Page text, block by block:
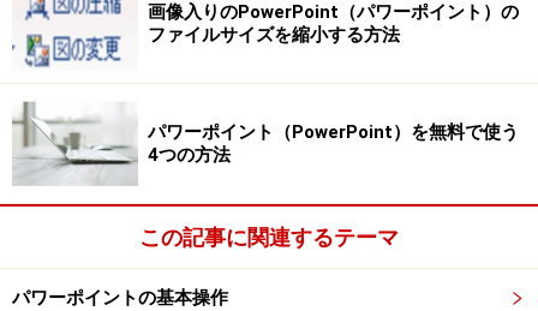
使えば、表全体のデザインを丸ごと取り替えること
も可能です。
※記事内容は執筆時点のものです。最新の内容をご確認くださ
い。
※OSやアプリ、ソフトのバージョンによっては画面表示、操作方
法が異なる可能性があります。
【編集部おすすめの購入サイト】
画像入りのPowerPoint（パワーポイント）の
ファイルサイズを縮小する方法
パワーポイント（PowerPoint）を無料で使う
4つの方法
この記事に関連するテーマ
パワーポイントの基本操作